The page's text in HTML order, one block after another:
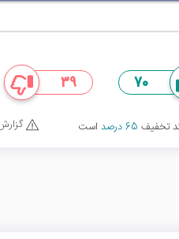
70
39
تخفیف 65 درصد است